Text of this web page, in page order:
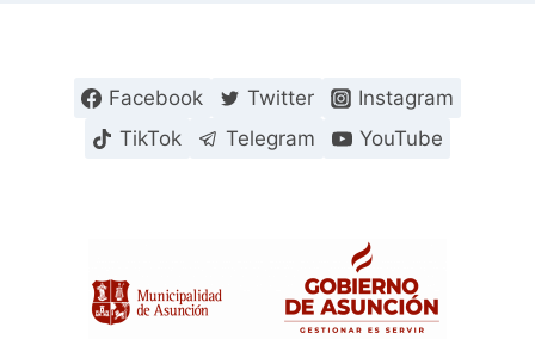
Facebook Twitter
Instagram
TikTok
Telegram YouTube